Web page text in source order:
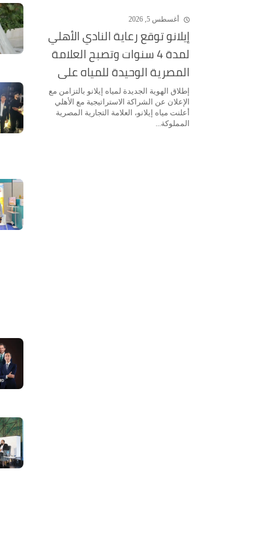
أغسطس 5, 2026
إيلانو توقع رعاية النادي الأهلي
لمدة 4 سنوات وتصبح العلامة
المصرية الوحيدة للمياه على
قميص الفريق الأول
إطلاق الهوية الجديدة لمياه إيلانو بالتزامن مع
الإعلان عن الشراكة الاستراتيجية مع الأهلي
أعلنت مياه إيلانو، العلامة التجارية المصرية
المملوكة...